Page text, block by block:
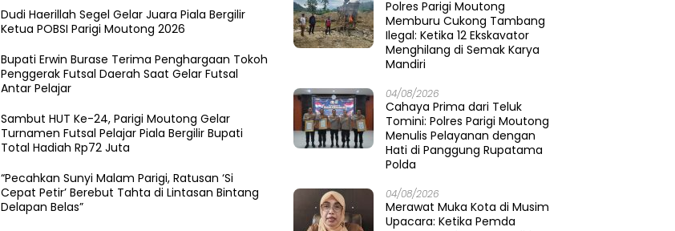
Dudi Haerillah Segel Gelar Juara Piala Bergilir
Ketua POBSI Parigi Moutong 2026
Bupati Erwin Burase Terima Penghargaan Tokoh
Penggerak Futsal Daerah Saat Gelar Futsal
Antar Pelajar
Sambut HUT Ke-24, Parigi Moutong Gelar
Turnamen Futsal Pelajar Piala Bergilir Bupati
Total Hadiah Rp72 Juta
“Pecahkan Sunyi Malam Parigi, Ratusan ‘Si
Cepat Petir’ Berebut Tahta di Lintasan Bintang
Delapan Belas”
Polres Parigi Moutong
Memburu Cukong Tambang
Ilegal: Ketika 12 Ekskavator
Menghilang di Semak Karya
Mandiri
04/08/2026
Cahaya Prima dari Teluk
Tomini: Polres Parigi Moutong
Menulis Pelayanan dengan
Hati di Panggung Rupatama
Polda
04/08/2026
Merawat Muka Kota di Musim
Upacara: Ketika Pemda